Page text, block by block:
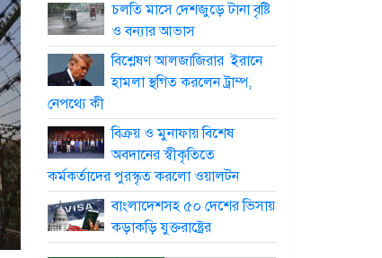
চলতি মাসে দেশজুড়ে টানা বৃষ্টি
ও বন্যার আভাস
বিশ্লেষণ আলজাজিরার ইরানে
হামলা স্থগিত করলেন ট্রাম্প,
নেপথ্যে কী
বিক্রয় ও মুনাফায় বিশেষ
অবদানের স্বীকৃতিতে
কর্মকর্তাদের পুরস্কৃত করলো ওয়ালটন
বাংলাদেশসহ ৫০ দেশের ভিসায়
কড়াকড়ি যুক্তরাষ্ট্রের